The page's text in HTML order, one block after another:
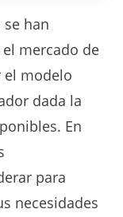
han
mercado de
el modelo
dada la
En
para
necesidades